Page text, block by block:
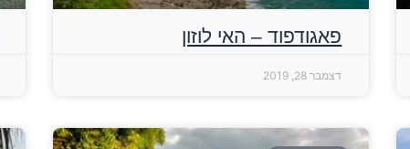
פאגודפוד – האי לוזון
דצמבר 28, 2019